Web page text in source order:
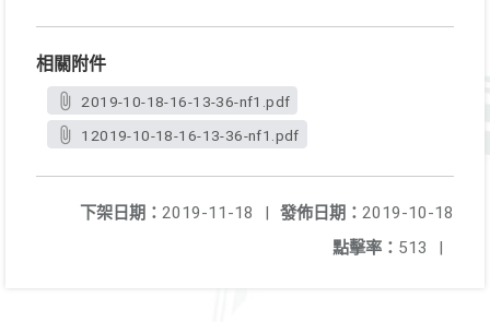
相關附件
2019-10-18-16-13-36-nf1.pdf
12019-10-18-16-13-36-nf1.pdf
發佈日期： 2019-10-18
下架日期： 2019-11-18
|
點擊率： 513 |